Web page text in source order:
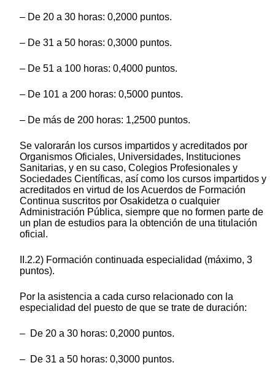
– De 20 a 30 horas: 0,2000 puntos.
– De 31 a 50 horas: 0,3000 puntos.
– De 51 a 100 horas: 0,4000 puntos.
– De 101 a 200 horas: 0,5000 puntos.
– De más de 200 horas: 1,2500 puntos.
Se valorarán los cursos impartidos y acreditados por
Organismos Oficiales, Universidades, Instituciones
Sanitarias, y en su caso, Colegios Profesionales y
Sociedades Científicas, así como los cursos impartidos y
acreditados en virtud de los Acuerdos de Formación
Continua suscritos por Osakidetza o cualquier
Administración Pública, siempre que no formen parte de
un plan de estudios para la obtención de una titulación
oficial.
II.2.2) Formación continuada especialidad (máximo, 3
puntos).
Por la asistencia a cada curso relacionado con la
especialidad del puesto de que se trate de duración:
– De 20 a 30 horas: 0,2000 puntos.
– De 31 a 50 horas: 0,3000 puntos.